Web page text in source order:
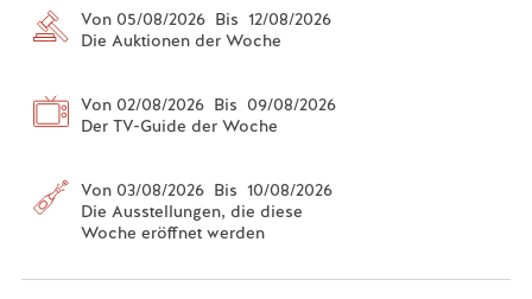
Von 05/08/2026 Bis 12/08/2026
Die Auktionen der Woche
Von 02/08/2026 Bis 09/08/2026
Der TV-Guide der Woche
Von 03/08/2026 Bis 10/08/2026
Die Ausstellungen, die diese
Woche eröffnet werden